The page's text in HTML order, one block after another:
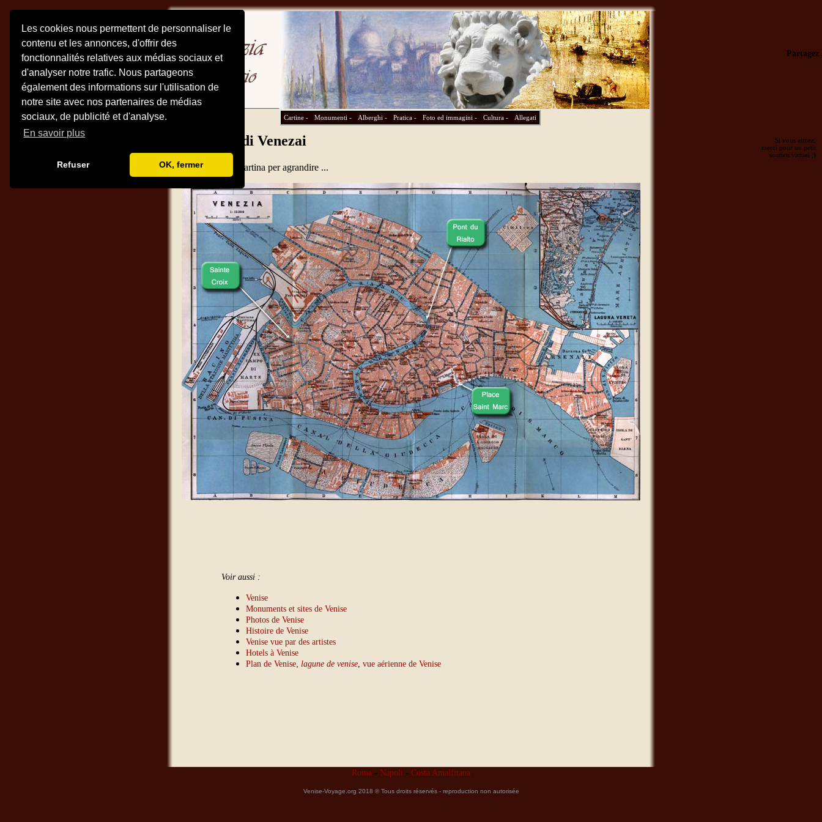
Les cookies nous permettent de personnaliser le
contenu et les annonces, d'offrir des
fonctionnalités relatives aux médias sociaux et
d'analyser notre trafic. Nous partageons
également des informations sur l'utilisation de
notre site avec nos partenaires de médias
sociaux, de publicité et d'analyse.
En savoir plus
Refuser OK, fermer
Cartine - Monumenti - Alberghi - Pratica - Foto ed immagini - Cultura - Allegati
Pianta di Venezai
Clica sulla cartina per agrandire ...
Voir aussi :
Venise
Monuments et sites de Venise
Photos de Venise
Histoire de Venise
Venise vue par des artistes
Hotels à Venise
Plan de Venise, lagune de venise, vue aérienne de Venise
Roma - Napoli - Costa Amalfitana
Venise-Voyage.org 2018 © Tous droits réservés - reproduction non autorisée
Partagez
Si vous aimez,
merci pour un petit
soutien virtuel ;)